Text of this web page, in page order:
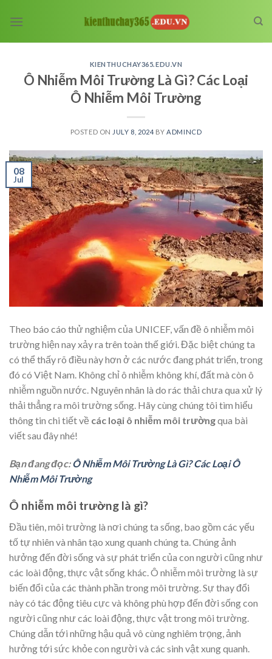
KIENTHUCHAY365.EDU.VN
Ô Nhiễm Môi Trường Là Gì? Các Loại
Ô Nhiễm Môi Trường
POSTED ON JULY 8, 2024 BY ADMINCD
08
Jul
Theo báo cáo thử nghiệm của UNICEF, vấn đề ô nhiễm môi
trường hiện nay xảy ra trên toàn thế giới. Đặc biệt chúng ta
có thể thấy rõ điều này hơn ở các nước đang phát triển, trong
đó có Việt Nam. Không chỉ ô nhiễm không khí, đất mà còn ô
nhiễm nguồn nước. Nguyên nhân là do rác thải chưa qua xử lý
thải thẳng ra môi trường sống. Hãy cùng chúng tôi tìm hiểu
thông tin chi tiết về các loại ô nhiễm môi trườngqua bài
viết sau đây nhé!
Bạn đang đọc:Ô Nhiễm Môi Trường Là Gì? Các Loại Ô
Nhiễm Môi Trường
Ô nhiễm môi trường là gì?
Đầu tiên, môi trường là nơi chúng ta sống, bao gồm các yếu
tố tự nhiên và nhân tạo xung quanh chúng ta. Chúng ảnh
hưởng đến đời sống và sự phát triển của con người cũng như
các loài động, thực vật sống khác. Ô nhiễm môi trường là sự
biến đổi của các thành phần trong môi trường. Sự thay đổi
này có tác động tiêu cực và không phù hợp đến đời sống con
người cũng như các loài động, thực vật trong môi trường.
Chúng dẫn tới những hậu quả vô cùng nghiêm trọng, ảnh
hưởng tới sức khỏe con người và các sinh vật xung quanh.